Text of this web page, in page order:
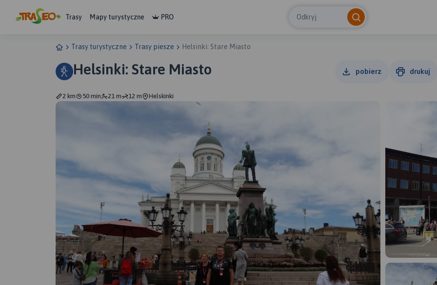
Trasy Mapy turystyczne PRO Odkryj
Trasy turystyczne Trasy piesze Helsinki: Stare Miasto
Helsinki: Stare Miasto pobierz drukuj
2 km 50 min 21 m 12 m Helskinki